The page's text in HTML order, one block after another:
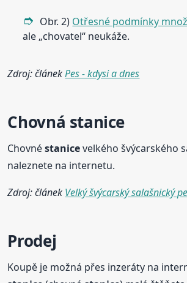
Obr. 2) Otřesné podmínky
ale „chovatel“ neukáže.
Zdroj: článekPes - kdysi a dnes
Chovná stanice
Chovnéstanicevelkého švýcarského
naleznete na internetu.
Zdroj: článek Velký švýcarský salašnický
Prodej
Koupě je možná přes inzeráty na